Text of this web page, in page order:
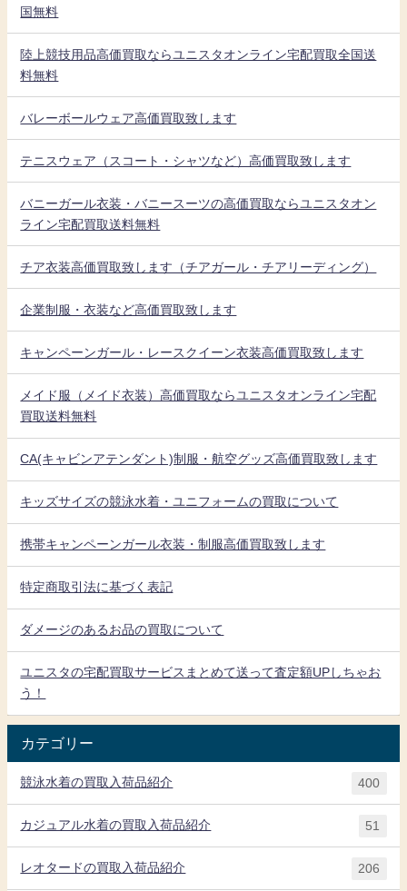
国無料
陸上競技用品高価買取ならユニスタオンライン宅配買取全国送
料無料
バレーボールウェア高価買取致します
テニスウェア（スコート・シャツなど）高価買取致します
バニーガール衣装・バニースーツの高価買取ならユニスタオン
ライン宅配買取送料無料
チア衣装高価買取致します（チアガール・チアリーディング）
企業制服・衣装など高価買取致します
キャンペーンガール・レースクイーン衣装高価買取致します
メイド服（メイド衣装）高価買取ならユニスタオンライン宅配
買取送料無料
CA(キャビンアテンダント)制服・航空グッズ高価買取致します
キッズサイズの競泳水着・ユニフォームの買取について
携帯キャンペーンガール衣装・制服高価買取致します
特定商取引法に基づく表記
ダメージのあるお品の買取について
ユニスタの宅配買取サービスまとめて送って査定額UPしちゃお
う！
カテゴリー
競泳水着の買取入荷品紹介 400
カジュアル水着の買取入荷品紹介 51
レオタードの買取入荷品紹介 206